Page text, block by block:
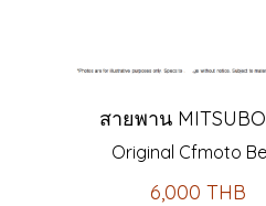
สายพาน
Original Cfmoto
6,000 THB